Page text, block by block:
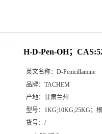
H-D-Pen-OH；
英文名称： D-Penicillamine
品牌： TACHEM
产地： 甘肃兰州
型号： 1KG;10KG;25KG；
货号： /